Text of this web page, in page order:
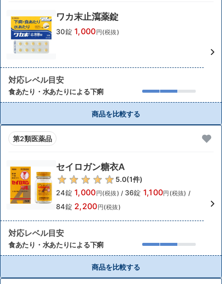
ワカ末止瀉薬錠
30錠 1,000円(税抜)
対応レベル目安
食あたり・水あたりによる下痢
商品を比較する
第2類医薬品
セイロガン糖衣A
5.0(1件)
24錠 1,000円(税抜) / 36錠 1,100円(税抜) /
84錠 2,200円(税抜)
対応レベル目安
食あたり・水あたりによる下痢
商品を比較する